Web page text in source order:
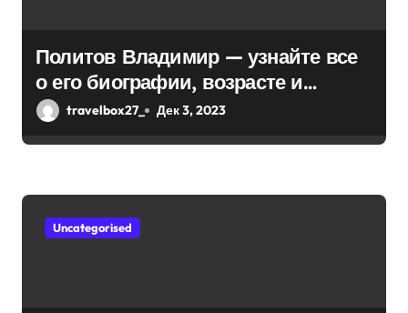
Политов Владимир — узнайте все
о его биографии, возрасте и
впечатляющих достижениях!
travelbox27_ Дек 3, 2023
Uncategorised